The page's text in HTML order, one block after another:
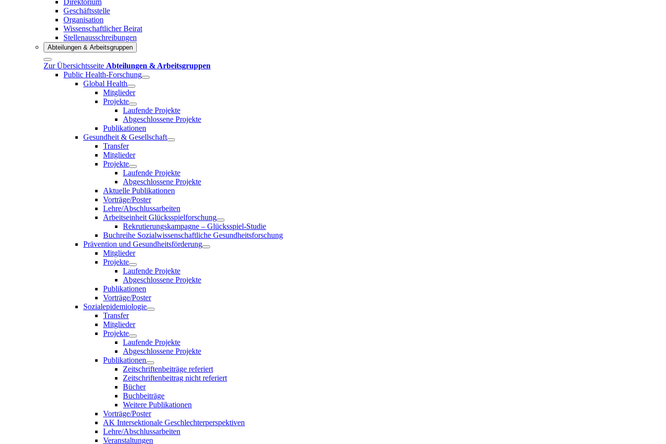
Geschäftsstelle
Organisation
Wissenschaftlicher Beirat
Stellenausschreibungen
Abteilungen & Arbeitsgruppen
Zur Übersichtsseite Abteilungen & Arbeitsgruppen
Public Health-Forschung
Global Health
Mitglieder
Projekte
Laufende Projekte
Abgeschlossene Projekte
Publikationen
Gesundheit & Gesellschaft
Transfer
Mitglieder
Projekte
Laufende Projekte
Abgeschlossene Projekte
Aktuelle Publikationen
Vorträge/Poster
Lehre/Abschlussarbeiten
Arbeitseinheit Glücksspielforschung
Rekrutierungskampagne – Glücksspiel-Studie
Buchreihe Sozialwissenschaftliche Gesundheitsforschung
Prävention und Gesundheitsförderung
Mitglieder
Projekte
Laufende Projekte
Abgeschlossene Projekte
Publikationen
Vorträge/Poster
Sozialepidemiologie
Transfer
Mitglieder
Projekte
Laufende Projekte
Abgeschlossene Projekte
Publikationen
Zeitschriftenbeiträge referiert
Zeitschriftenbeitrag nicht referiert
Bücher
Buchbeiträge
Weitere Publikationen
Vorträge/Poster
AK Intersektionale Geschlechterperspektiven
Lehre/Abschlussarbeiten
Veranstaltungen